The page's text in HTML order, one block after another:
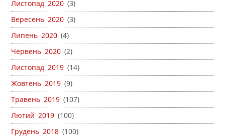
Листопад 2020 (3)
Вересень 2020 (3)
Липень 2020 (4)
Червень 2020 (2)
Листопад 2019 (14)
Жовтень 2019 (9)
Травень 2019 (107)
Лютий 2019 (100)
Грудень 2018 (100)